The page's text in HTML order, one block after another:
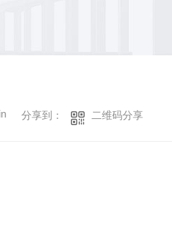
分享到： 二维码分享